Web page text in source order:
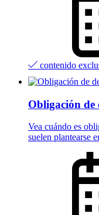
contenido
Obligación
Vea cuándo es
suelen plantearse